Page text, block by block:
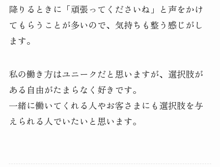
降りるときに「頑張ってくださいね」と声をかけ
てもらうことが多いので、気持ちも整う感じがし
ます。
私の働き方はユニークだと思いますが、選択肢が
ある自由がたまらなく好きです。
一緒に働いてくれる人やお客さまにも選択肢を与
えられる人でいたいと思います。